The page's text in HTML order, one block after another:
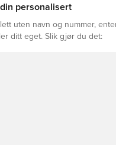
personalisert
uten navn og nummer,
ditt eget. Slik gjør du det: